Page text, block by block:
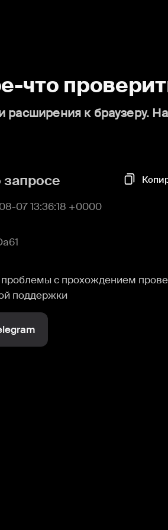
что
к браузеру.
07 13:36:18 +0000
проблемы с прохождением
поддержки